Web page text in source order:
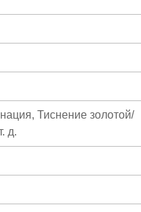
Тиснение золотой/
д.